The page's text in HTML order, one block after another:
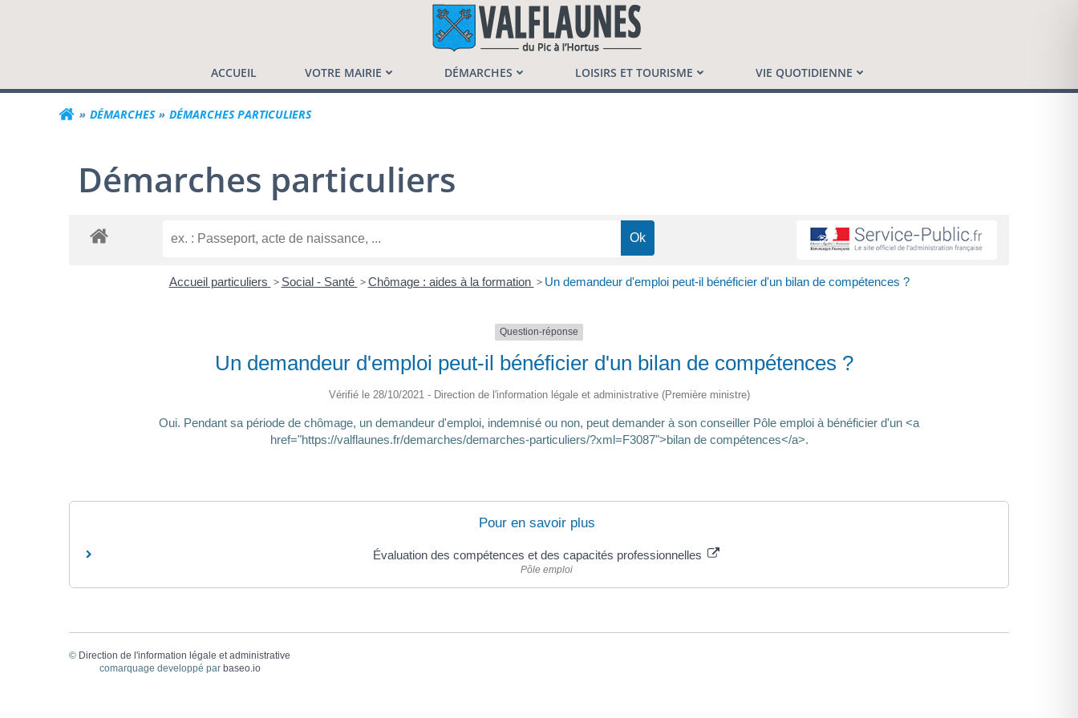
Commune de Valflaunès
ACCUEIL VOTRE MAIRIE DÉMARCHES LOISIRS ET TOURISME VIE QUOTIDIENNE
DÉMARCHES DÉMARCHES PARTICULIERS
Démarches particuliers
Accueil particuliers > Social - Santé > Chômage : aides à la formation > Un demandeur d'emploi peut-il bénéficier d'un bilan de compétences ?
Question-réponse
Un demandeur d'emploi peut-il bénéficier d'un bilan de compétences ?
Vérifié le 28/10/2021 - Direction de l'information légale et administrative (Première ministre)
Oui. Pendant sa période de chômage, un demandeur d'emploi, indemnisé ou non, peut demander à son conseiller Pôle emploi à bénéficier d'un <a
href="https://valflaunes.fr/demarches/demarches-particuliers/?xml=F3087">bilan de compétences</a>.
Pour en savoir plus
Évaluation des compétences et des capacités professionnelles
Pôle emploi
© Direction de l'information légale et administrative
comarquage developpé par baseo.io